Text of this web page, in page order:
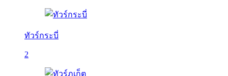
ทัวร์กระบี่
2